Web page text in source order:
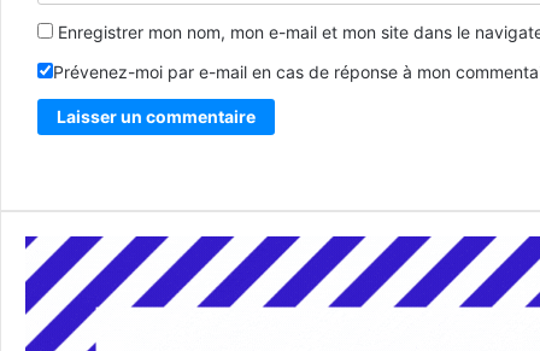
Enregistrer mon nom, mon e-mail et mon site dans le
Prévenez-moi par e-mail en cas de réponse à mon